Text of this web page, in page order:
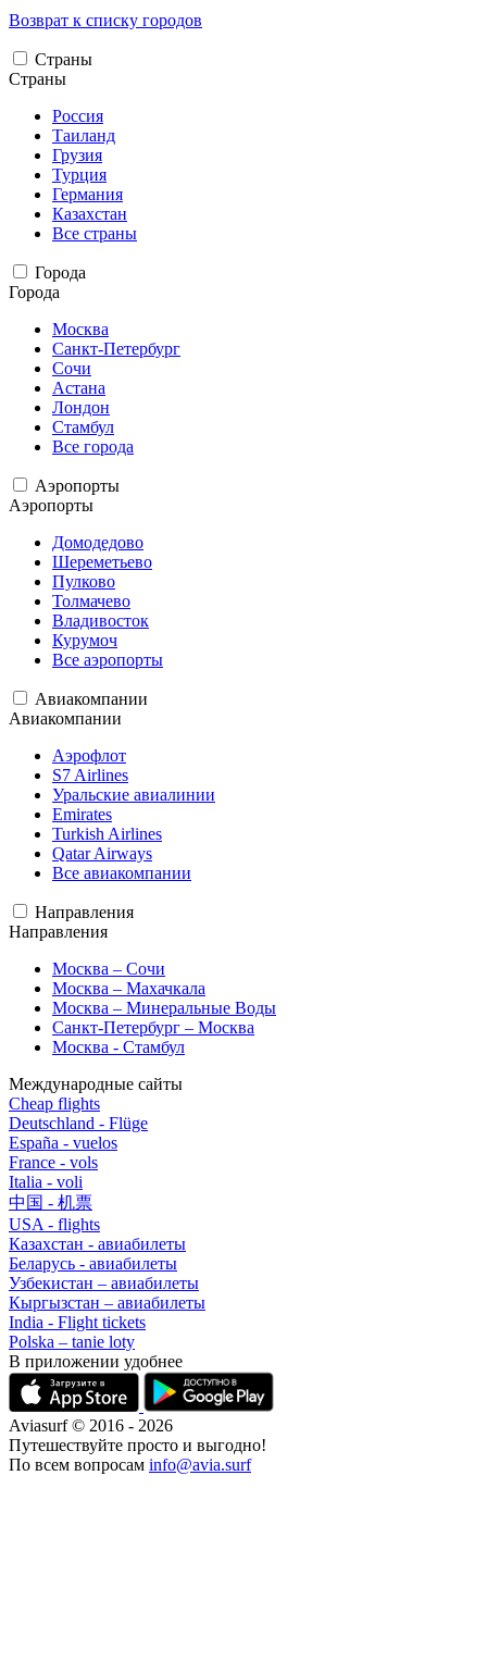
Возврат к списку городов
Страны
Страны
Россия
Таиланд
Грузия
Турция
Германия
Казахстан
Все страны
Города
Города
Москва
Санкт-Петербург
Сочи
Астана
Лондон
Стамбул
Все города
Аэропорты
Аэропорты
Домодедово
Шереметьево
Пулково
Толмачево
Владивосток
Курумоч
Все аэропорты
Авиакомпании
Авиакомпании
Аэрофлот
S7 Airlines
Уральские авиалинии
Emirates
Turkish Airlines
Qatar Airways
Все авиакомпании
Направления
Направления
Москва – Сочи
Москва – Махачкала
Москва – Минеральные Воды
Санкт-Петербург – Москва
Москва - Стамбул
Международные сайты
Cheap flights
Deutschland - Flüge
España - vuelos
France - vols
Italia - voli
中国 - 机票
USA - flights
Казахстан - авиабилеты
Беларусь - авиабилеты
Узбекистан – авиабилеты
Кыргызстан – авиабилеты
India - Flight tickets
Polska – tanie loty
В приложении удобнее
Aviasurf © 2016 - 2026
Путешествуйте просто и выгодно!
По всем вопросам info@avia.surf